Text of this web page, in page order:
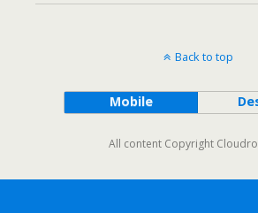
Back to top
Mobile
All content Copyright